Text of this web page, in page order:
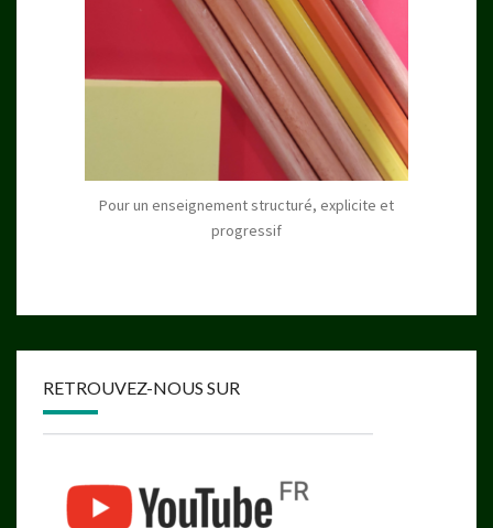
Pour un enseignement structuré, explicite et
progressif
RETROUVEZ-NOUS SUR